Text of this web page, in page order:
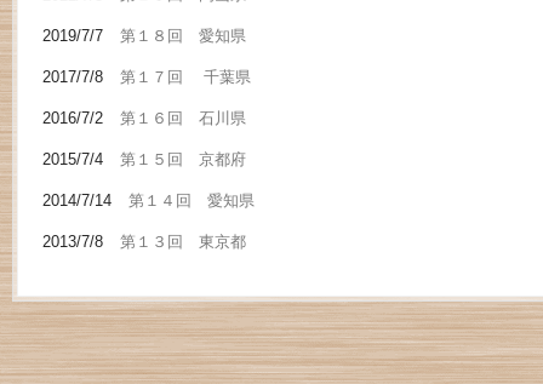
2019/7/7 第１８回 愛知県
2017/7/8 第１７回 千葉県
2016/7/2 第１６回 石川県
2015/7/4 第１５回 京都府
2014/7/14 第１４回 愛知県
2013/7/8 第１３回 東京都